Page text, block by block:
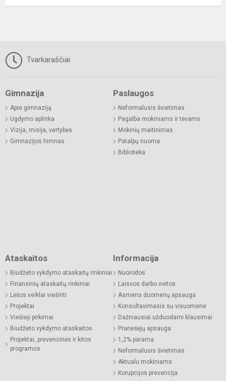
Tvarkaraščiai
Gimnazija
Apie gimnaziją
Ugdymo aplinka
Vizija, misija, vertybės
Gimnazijos himnas
Paslaugos
Neformalusis švietimas
Pagalba mokiniams ir tėvams
Mokinių maitinimas
Patalpų nuoma
Biblioteka
Ataskaitos
Biudžeto vykdymo ataskaitų rinkiniai
Finansinių ataskaitų rinkiniai
Lėšos veiklai viešinti
Projektai
Viešieji pirkimai
Biudžeto vykdymo ataskaitos
Projektai, prevencinės ir kitos
programos
Informacija
Nuorodos
Laisvos darbo vietos
Asmens duomenų apsauga
Konsultavimasis su visuomene
Dažniausiai užduodami klausimai
Pranešėjų apsauga
1,2% parama
Neformalusis švietimas
Aktualu mokiniams
Korupcijos prevencija